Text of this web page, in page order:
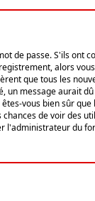
passe. S'ils ont
alors
que tous les
message aurait
vous bien sûr
de voir des
l'administrateur du